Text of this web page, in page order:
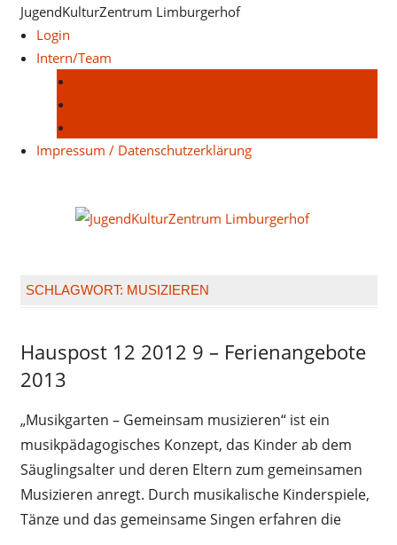
Zum
Inhalt
springen
JugendKulturZentrum Limburgerhof
Login
Intern/Team
Impressum / Datenschutzerklärung
SCHLAGWORT: MUSIZIEREN
Hauspost
12-2012
Hauspost 12 2012 9 – Ferienangebote
2013
„Musikgarten – Gemeinsam musizieren“ ist ein
musikpädagogisches Konzept, das Kinder ab dem
Säuglingsalter und deren Eltern zum gemeinsamen
Musizieren anregt. Durch musikalische Kinderspiele,
Tänze und das gemeinsame Singen erfahren die